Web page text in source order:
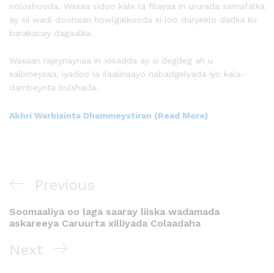
noloshooda. Waxaa sidoo kale la filayaa in ururada samafalka
ay sii wadi doonaan howlgalkooda si loo daryeelo dadka ku
barakacay dagaalka.
Waxaan rajeynaynaa in xiisadda ay si degdeg ah u
xallimeysaa, iyadoo la ilaalinaayo nabadgelyada iyo kala-
dambeynta bulshada.
Akhri Warbixinta Dhammeystiran (Read More)
Previous
Soomaaliya oo laga saaray liiska wadamada
askareeya Caruurta xilliyada Colaadaha
Next